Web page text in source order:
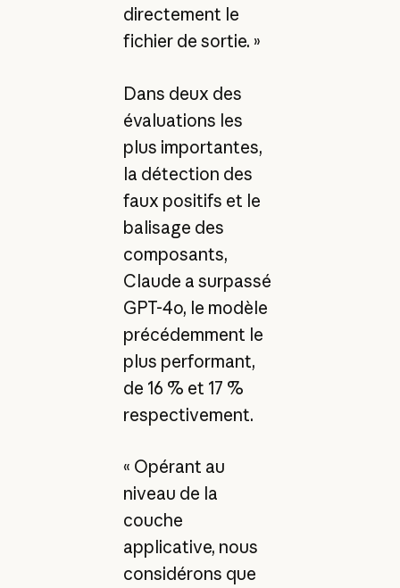
directement le
fichier de sortie. »
Dans deux des
évaluations les
plus importantes,
la détection des
faux positifs et le
balisage des
composants,
Claude a surpassé
GPT-4o, le modèle
précédemment le
plus performant,
de 16 % et 17 %
respectivement.
« Opérant au
niveau de la
couche
applicative, nous
considérons que